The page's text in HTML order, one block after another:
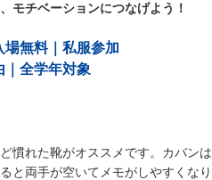
モチベーションにつなげよう！
場無料｜私服参加
｜全学年対象
慣れた靴がオススメです。カバンは
と両手が空いてメモがしやすくなり